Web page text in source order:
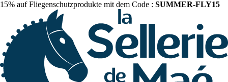
15% auf Fliegenschutzprodukte mit dem Code : SUMMER-FLY15